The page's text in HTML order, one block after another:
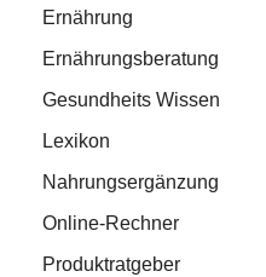
Ernährung
Ernährungsberatung
Gesundheits Wissen
Lexikon
Nahrungsergänzung
Online-Rechner
Produktratgeber